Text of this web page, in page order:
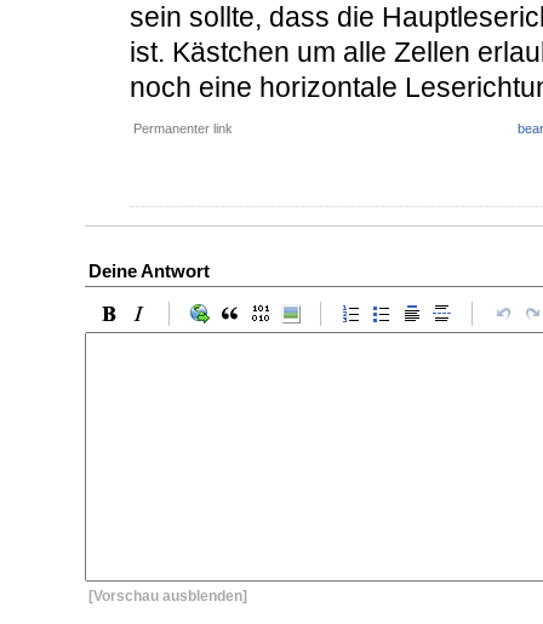
sein sollte, dass die
ist. Kästchen um alle Zellen
noch eine horizontale
Permanenter link
Deine Antwort
[Vorschau ausblenden]